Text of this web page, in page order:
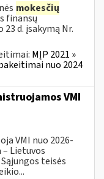
mokesčių
finansų
d. įsakymą Nr.
MĮP 2021 »
nuo 2024
VMI
VMI nuo 2026-
Lietuvos
teisės